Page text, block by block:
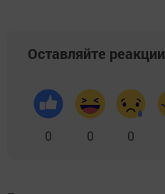
Оставляйте реакции
0 0 0